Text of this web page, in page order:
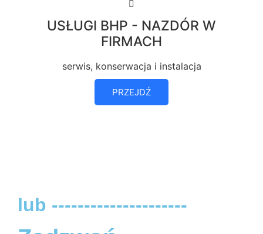
USŁUGI BHP - NAZDÓR W
FIRMACH
serwis, konserwacja i instalacja
PRZEJDŹ
lub ---------------------